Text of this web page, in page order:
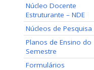
Núcleo Docente
Estruturante – NDE
Núcleos de Pesquisa
Planos de Ensino do
Semestre
Formulários